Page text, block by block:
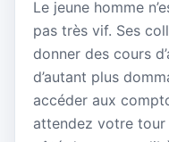
Le jeune homme
pas très vif. Ses
donner des cours
d’autant plus
accéder aux
attendez votre tour